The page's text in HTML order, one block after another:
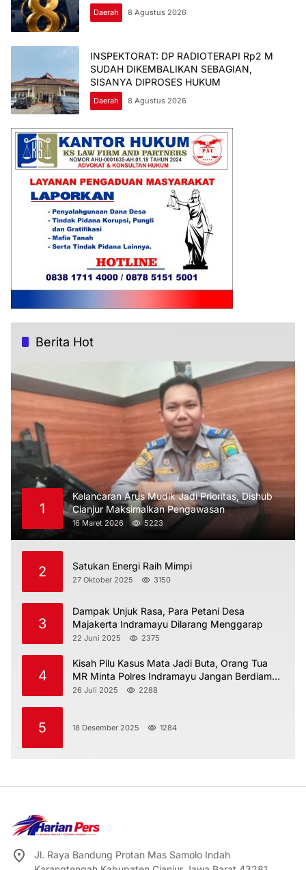
Daerah 8 Agustus 2026
INSPEKTORAT: DP RADIOTERAPI Rp2 M
SUDAH DIKEMBALIKAN SEBAGIAN,
SISANYA DIPROSES HUKUM
Daerah 8 Agustus 2026
Berita Hot
1
Kelancaran Arus Mudik Jadi Prioritas, Dishub
Cianjur Maksimalkan Pengawasan
16 Maret 2026 5223
2 Satukan Energi Raih Mimpi
27 Oktober 2025 3150
3
Dampak Unjuk Rasa, Para Petani Desa
Majakerta Indramayu Dilarang Menggarap
22 Juni 2025 2375
4
Kisah Pilu Kasus Mata Jadi Buta, Orang Tua
MR Minta Polres Indramayu Jangan Berdiam
Diri
26 Juli 2025 2288
5 18 Desember 2025 1284
Jl. Raya Bandung Protan Mas Samolo Indah